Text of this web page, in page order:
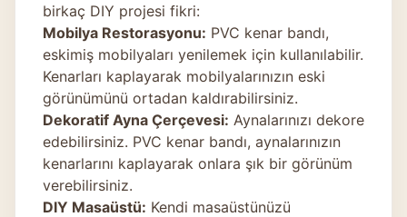
birkaç DIY projesi fikri:
Mobilya Restorasyonu: PVC kenar bandı,
eskimiş mobilyaları yenilemek için kullanılabilir.
Kenarları kaplayarak mobilyalarınızın eski
görünümünü ortadan kaldırabilirsiniz.
Dekoratif Ayna Çerçevesi: Aynalarınızı dekore
edebilirsiniz. PVC kenar bandı, aynalarınızın
kenarlarını kaplayarak onlara şık bir görünüm
verebilirsiniz.
DIY Masaüstü: Kendi masaüstünüzü